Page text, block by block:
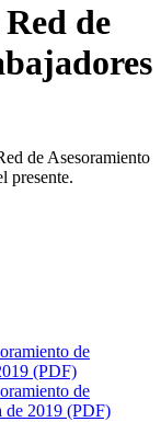
de
de Asesoramiento
presente.
de
(PDF)
de
de 2019 (PDF)